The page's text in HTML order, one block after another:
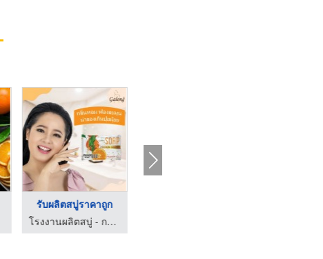
รับผลิตสบู่ราคาถูก
โรงงานผลิตสบู่ - การอง มาร์เก็ตติ้ง